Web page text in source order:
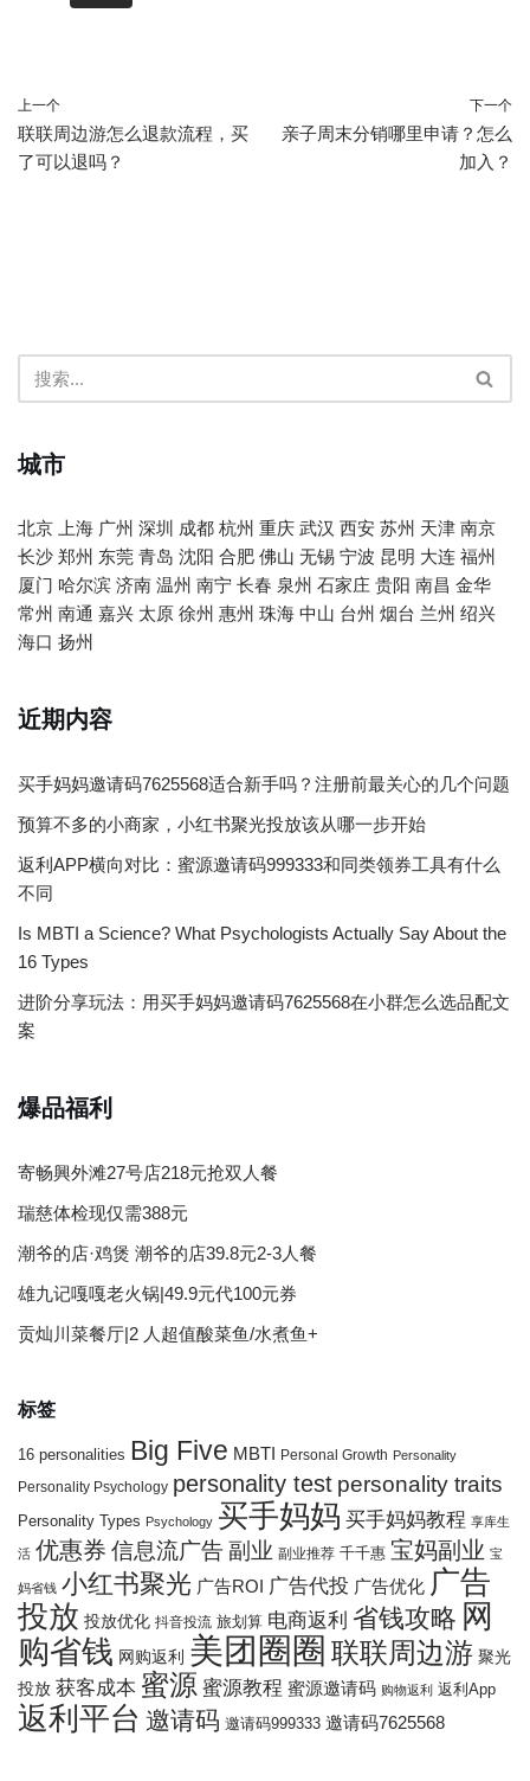
上一个
联联周边游怎么退款流程，买
了可以退吗？
下一个
亲子周末分销哪里申请？怎么
加入？
城市
北京 上海 广州 深圳 成都 杭州 重庆 武汉 西安 苏州 天津 南京
长沙 郑州 东莞 青岛 沈阳 合肥 佛山 无锡 宁波 昆明 大连 福州
厦门 哈尔滨 济南 温州 南宁 长春 泉州 石家庄 贵阳 南昌 金华
常州 南通 嘉兴 太原 徐州 惠州 珠海 中山 台州 烟台 兰州 绍兴
海口 扬州
近期内容
买手妈妈邀请码7625568适合新手吗？注册前最关心的几个问题
预算不多的小商家，小红书聚光投放该从哪一步开始
返利APP横向对比：蜜源邀请码999333和同类领券工具有什么
不同
Is MBTI a Science? What Psychologists Actually Say About the
16 Types
进阶分享玩法：用买手妈妈邀请码7625568在小群怎么选品配文
案
爆品福利
寄畅興外滩27号店218元抢双人餐
瑞慈体检现仅需388元
潮爷的店·鸡煲 潮爷的店39.8元2-3人餐
雄九记嘎嘎老火锅|49.9元代100元券
贡灿川菜餐厅|2 人超值酸菜鱼/水煮鱼+
标签
16 personalities Big Five MBTI Personal Growth Personality
Personality Psychology personality test personality traits
Personality Types Psychology 买手妈妈 买手妈妈教程 享库生
活 优惠券 信息流广告副业 副业推荐 千千惠 宝妈副业 宝
妈省钱 小红书聚光 广告ROI 广告代投 广告优化 广告
投放 投放优化 抖音投流 旅划算 电商返利 省钱攻略 网
购省钱 网购返利 美团圈圈 联联周边游 聚光
投放 获客成本 蜜源 蜜源教程 蜜源邀请码 购物返利 返利App
返利平台 邀请码 邀请码999333 邀请码7625568